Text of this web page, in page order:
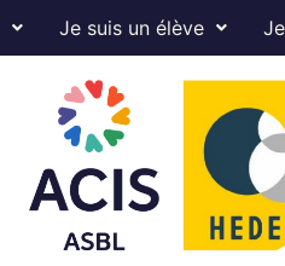
Je suis un élève